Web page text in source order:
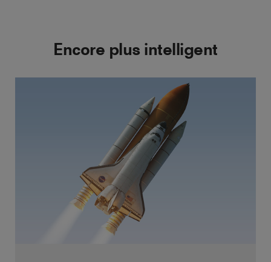
Encore plus intelligent